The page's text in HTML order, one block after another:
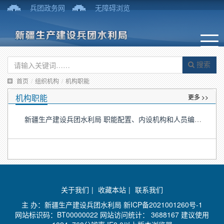
兵团政务网 无障碍浏览
搜索
首页 / 组织机构 / 机构职能
机构职能 更多 >>
新疆生产建设兵团水利局 职能配置、内设机构和人员编制规定
关于我们 | 收藏本站 | 联系我们
主 办：新疆生产建设兵团水利局 新ICP备2021001260号-1
网站标识码：BT00000022 网站访问统计： 3688167 建议使用